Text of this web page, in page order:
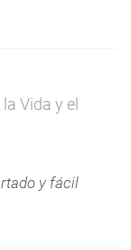
Vida y el
y fácil